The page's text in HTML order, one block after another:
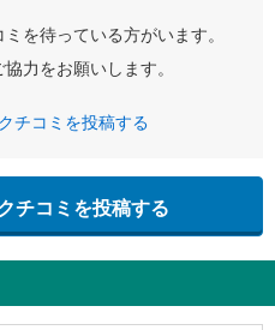
を待っている方がいます。
力をお願いします。
チコミを投稿する
チコミを投稿する